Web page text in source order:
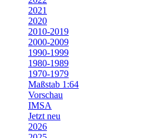
2021
2020
2010-2019
2000-2009
1990-1999
1980-1989
1970-1979
Maßstab 1:64
Vorschau
IMSA
Jetzt neu
2026